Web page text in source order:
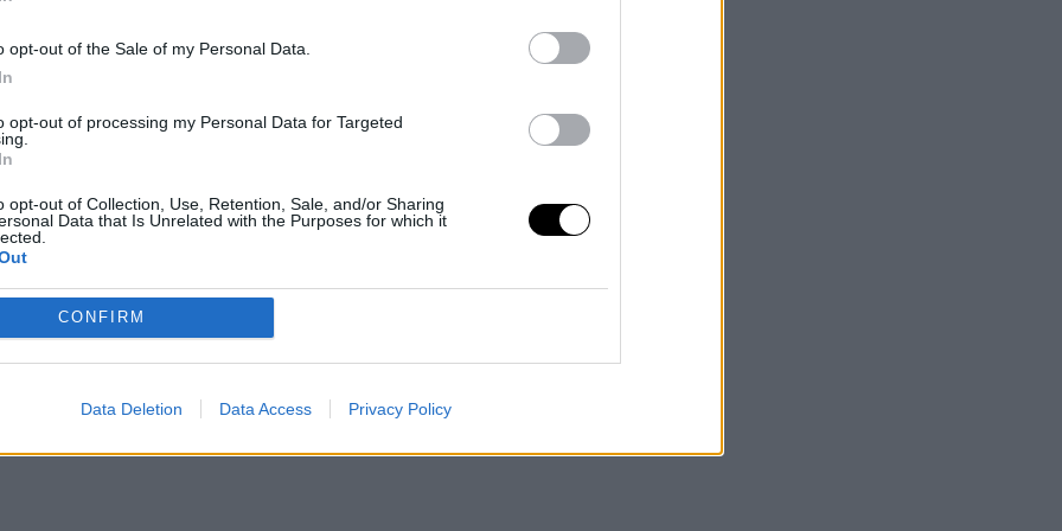
opt-out of the Sale of my Personal Data.
opt-out of processing my Personal Data for Targeted
opt-out of Collection, Use, Retention, Sale, and/or Sharing
Data that Is Unrelated with the Purposes for which it
CONFIRM
Data Deletion Data Access Privacy Policy
Praktiker, που δίνει στην κουζίνα την
να μπει και αισθητικά στο γιορτινό
να ταιριάξει με το υπόλοιπο σπίτι!